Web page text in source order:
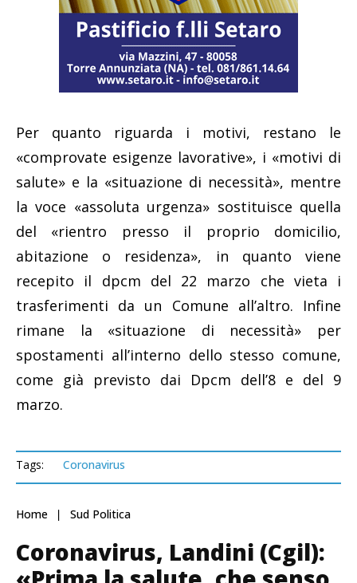
Per quanto riguarda i motivi, restano le
«comprovate esigenze lavorative», i «motivi di
salute» e la «situazione di necessità», mentre
la voce «assoluta urgenza» sostituisce quella
del «rientro presso il proprio domicilio,
abitazione o residenza», in quanto viene
recepito il dpcm del 22 marzo che vieta i
trasferimenti da un Comune all’altro. Infine
rimane la «situazione di necessità» per
spostamenti all’interno dello stesso comune,
come già previsto dai Dpcm dell’8 e del 9
marzo.
Tags: Coronavirus
Home Sud Politica
Coronavirus, Landini (Cgil):